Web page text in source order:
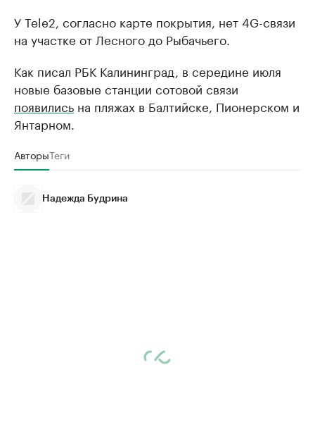
У Tele2, согласно карте покрытия, нет 4G-связи
на участке от Лесного до Рыбачьего.
Как писал РБК Калининград, в середине июля
новые базовые станции сотовой связи
появились на пляжах в Балтийске, Пионерском и
Янтарном.
АвторыТеги
Надежда Будрина